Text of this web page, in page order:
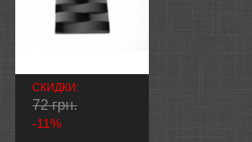
СКИДКИ:
72 грн.
-11%